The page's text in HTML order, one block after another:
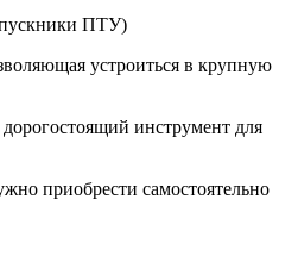
ПТУ)
устроиться в крупную
инструмент для
приобрести самостоятельно